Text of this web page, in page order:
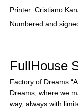
Printer: Cristiano
Numbered and
FullHouse
Factory of Dreams
Dreams, where we
way, always with